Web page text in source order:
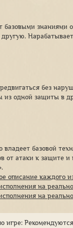
базовыми знаниями
другую.
без
из одной защиты в
владеет базовой
от атаки к защите
описание каждого
на
на
игре: